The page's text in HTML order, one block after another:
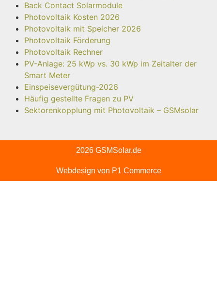
Back Contact Solarmodule
Photovoltaik Kosten 2026
Photovoltaik mit Speicher 2026
Photovoltaik Förderung
Photovoltaik Rechner
PV-Anlage: 25 kWp vs. 30 kWp im Zeitalter der
Smart Meter
Einspeisevergütung-2026
Häufig gestellte Fragen zu PV
Sektorenkopplung mit Photovoltaik – GSMsolar
2026 GSMSolar.de
Webdesign von P1 Commerce